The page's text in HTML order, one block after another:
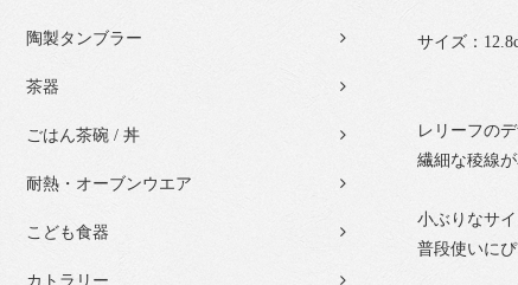
陶製タンブラー
茶器
ごはん茶碗 / 丼
耐熱・オーブンウエア
こども食器
カトラリー
サイズ：
レリーフの
繊細な稜線
小ぶりなサ
普段使いに